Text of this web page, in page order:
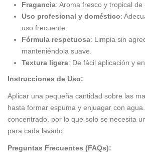
Fragancia: Aroma fresco y tropical de
Uso profesional y doméstico:
uso frecuente.
Fórmula respetuosa: Limpia sin
manteniéndola suave.
Textura ligera: De fácil aplicación y
Instrucciones de Uso:
Aplicar una pequeña cantidad sobre las
hasta formar espuma y enjuagar con
concentrado, por lo que solo se necesita
para cada lavado.
Preguntas Frecuentes (FAQs):